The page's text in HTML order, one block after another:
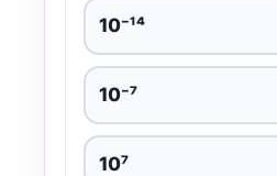
10⁻¹⁴
10⁻⁷
10⁷